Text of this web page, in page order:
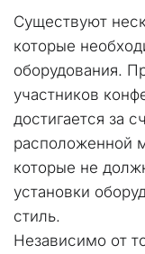
Существуют
которые
оборудования.
участников
достигается за
расположенной
которые не
установки
стиль.
Независимо от